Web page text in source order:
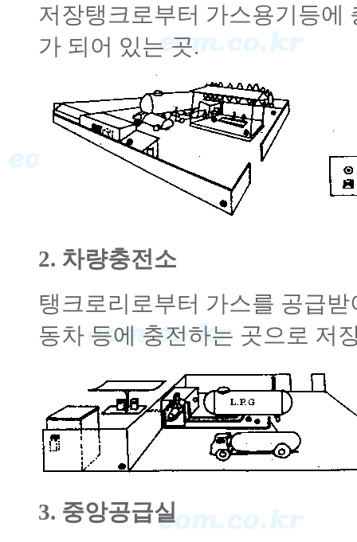
저장탱크로부터 가스용기등에
가 되어 있는 곳.
2. 차량충전소
탱크로리로부터 가스를 공급
동차 등에 충전하는 곳으로 저
3. 중앙공급실